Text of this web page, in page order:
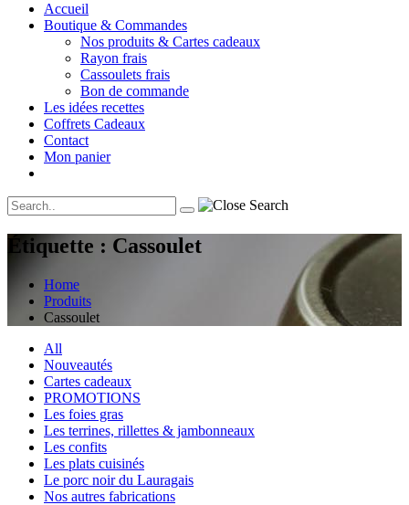
Accueil
Boutique & Commandes
Nos produits & Cartes cadeaux
Rayon frais
Cassoulets frais
Bon de commande
Les idées recettes
Coffrets Cadeaux
Contact
Mon panier
Étiquette : Cassoulet
Home
Produits
Cassoulet
All
Nouveautés
Cartes cadeaux
PROMOTIONS
Les foies gras
Les terrines, rillettes & jambonneaux
Les confits
Les plats cuisinés
Le porc noir du Lauragais
Nos autres fabrications